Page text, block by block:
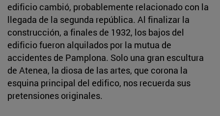
edificio cambió, probablemente relacionado con la
llegada de la segunda república. Al finalizar la
construcción, a finales de 1932, los bajos del
edificio fueron alquilados por la mutua de
accidentes de Pamplona. Solo una gran escultura
de Atenea, la diosa de las artes, que corona la
esquina principal del edifico, nos recuerda sus
pretensiones originales.